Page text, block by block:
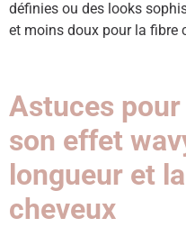
définies ou des looks
et moins doux pour la fibre
Astuces
son effet
longueur et
cheveux